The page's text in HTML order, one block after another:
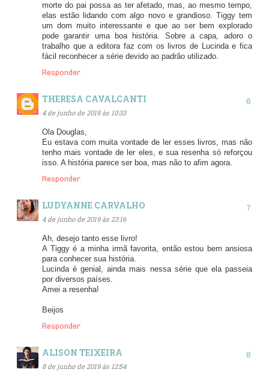
morte do pai possa as ter afetado, mas, ao mesmo tempo,
elas estão lidando com algo novo e grandioso. Tiggy tem
um dom muito interessante e que ao ser bem explorado
pode garantir uma boa história. Sobre a capa, adoro o
trabalho que a editora faz com os livros de Lucinda e fica
fácil reconhecer a série devido ao padrão utilizado.
Responder
THERESA CAVALCANTI
4 de junho de 2019 às 10:33
Ola Douglas,
Eu estava com muita vontade de ler esses livros, mas não
tenho mais vontade de ler eles, e sua resenha só reforçou
isso. A história parece ser boa, mas não to afim agora.
Responder
LUDYANNE CARVALHO
4 de junho de 2019 às 23:16
Ah, desejo tanto esse livro!
A Tiggy é a minha irmã favorita, então estou bem ansiosa
para conhecer sua história.
Lucinda é genial, ainda mais nessa série que ela passeia
por diversos países.
Amei a resenha!
Beijos
Responder
ALISON TEIXEIRA
8 de junho de 2019 às 12:54